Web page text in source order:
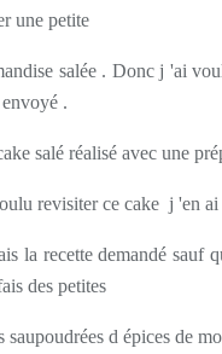
une petite
salée . Donc j 'ai
.
salé réalisé avec une
revisiter ce cake j 'en ai
la recette demandé sauf
des petites
saupoudrées d épices de